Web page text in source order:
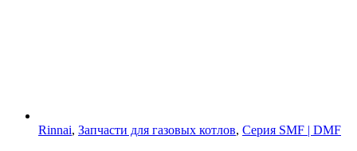
Rinnai, Запчасти для газовых котлов, Серия SMF | DMF